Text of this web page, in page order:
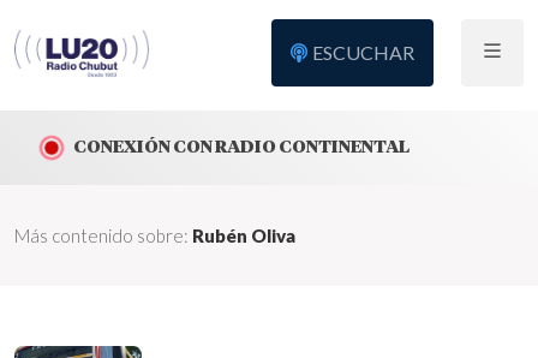
ESCUCHAR
CONEXIÓN CON RADIO CONTINENTAL
Más contenido sobre: Rubén Oliva